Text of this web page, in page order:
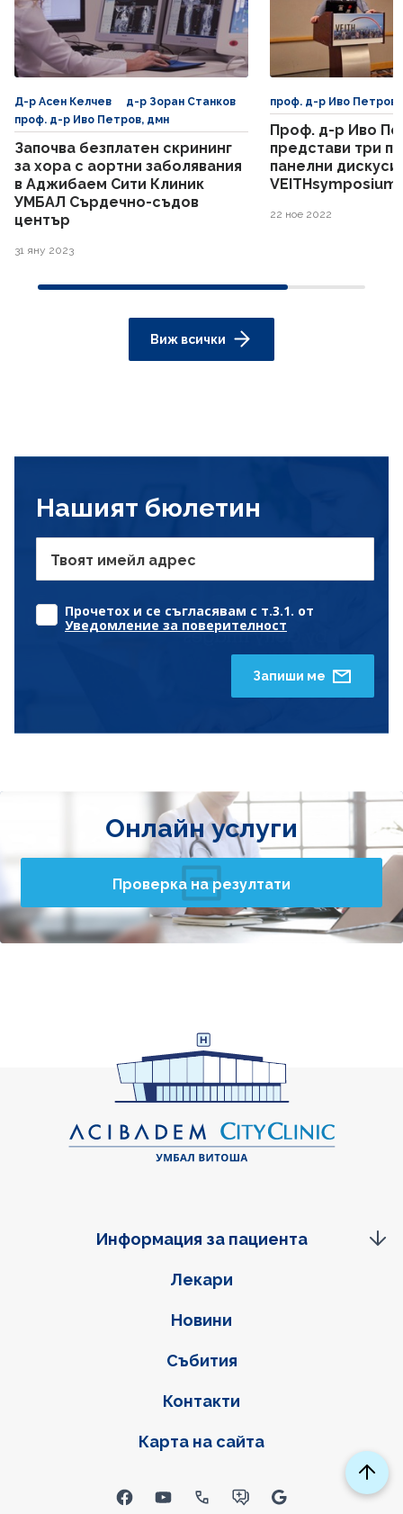
Д-р Асен Келчев
д-р Зоран Станков
проф. д-р Иво Петров, дмн
Започва безплатен скрининг
за хора с аортни заболявания
в Аджибаем Сити Клиник
УМБАЛ Сърдечно-съдов
център
31 яну 2023
проф. д-р Иво Петров,
Проф. д-р Иво
представи три
панелни
22 ное 2022
Виж всички
Нашият бюлетин
Твоят имейл адрес
Прочетох и се съгласявам с т.3.1. от
Уведомление за поверителност
Запиши ме
Онлайн услуги
Проверка на резултати
Фуутер навигация
Лекари
Новини
Събития
Контакти
Карта на сайта
Информация за пациента
Social links